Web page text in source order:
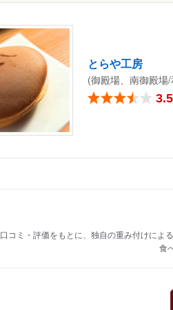
とらや工房
(御殿場、南御殿場
口コミ・評価をもとに、独自の重み付けによ
食